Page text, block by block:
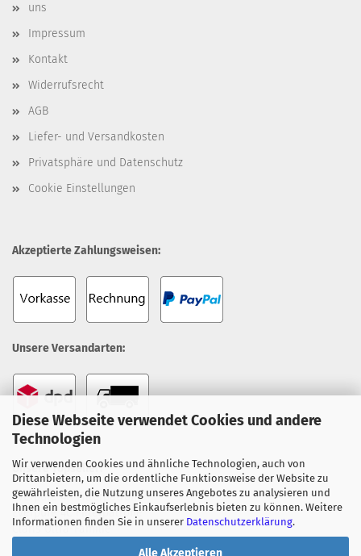
Diese Webseite verwendet Cookies und andere
Technologien
Wir verwenden Cookies und ähnliche Technologien, auch von
Drittanbietern, um die ordentliche Funktionsweise der Website zu
gewährleisten, die Nutzung unseres Angebotes zu analysieren und
Ihnen ein bestmögliches Einkaufserlebnis bieten zu können. Weitere
Informationen finden Sie in unserer Datenschutzerklärung.
Alle Akzeptieren
uns
Impressum
Kontakt
Widerrufsrecht
AGB
Liefer- und Versandkosten
Privatsphäre und Datenschutz
Cookie Einstellungen
Akzeptierte Zahlungsweisen:
Unsere Versandarten:
Unsere Topseller:
Everpure 4H Filterpatrone
Everpure 4C Filterpatrone
Claris Ultra-Familie